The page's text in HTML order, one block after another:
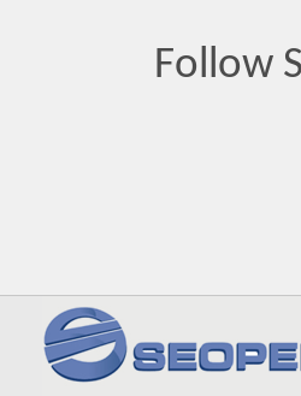
Follow